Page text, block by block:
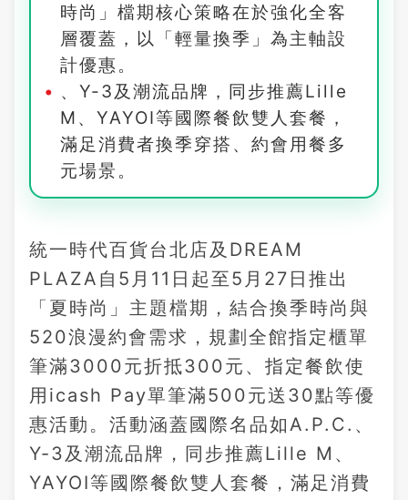
時尚」檔期核心策略在於強化全客
層覆蓋，以「輕量換季」為主軸設
計優惠。
、Y-3及潮流品牌，同步推薦Lille
M、YAYOI等國際餐飲雙人套餐，
滿足消費者換季穿搭、約會用餐多
元場景。
統一時代百貨台北店及DREAM
PLAZA自5月11日起至5月27日推出
「夏時尚」主題檔期，結合換季時尚與
520浪漫約會需求，規劃全館指定櫃單
筆滿3000元折抵300元、指定餐飲使
用icash Pay單筆滿500元送30點等優
惠活動。活動涵蓋國際名品如A.P.C.、
Y-3及潮流品牌，同步推薦Lille M、
YAYOI等國際餐飲雙人套餐，滿足消費